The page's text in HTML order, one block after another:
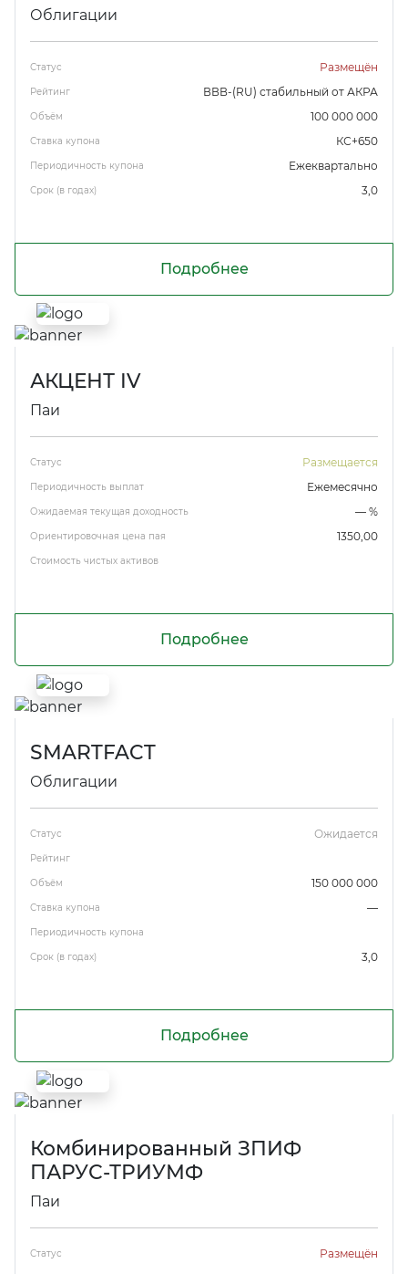
Облигации
Статус Размещён
Рейтинг ВВВ-(RU) стабильный от АКРА
Объём 100 000 000
Ставка купона КС+650
Периодичность купона Ежеквартально
Срок (в годах) 3,0
Подробнее
АКЦЕНТ IV
Паи
Статус Размещается
Периодичность выплат Ежемесячно
Ожидаемая текущая доходность — %
Ориентировочная цена пая 1350,00
Стоимость чистых активов
Подробнее
SMARTFACT
Облигации
Статус Ожидается
Рейтинг
Объём 150 000 000
Ставка купона —
Периодичность купона
Срок (в годах) 3,0
Подробнее
Комбинированный ЗПИФ
ПАРУС-ТРИУМФ
Паи
Статус Размещён